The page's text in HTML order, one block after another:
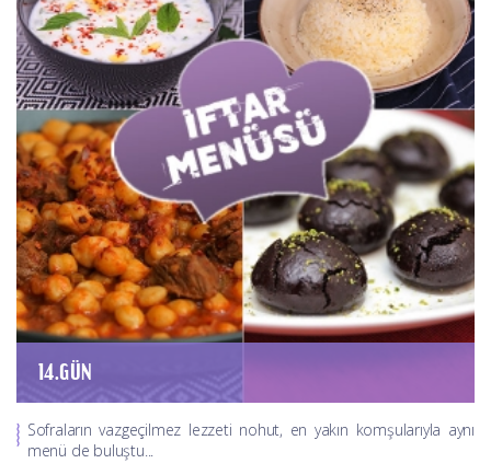
14.GÜN
Sofraların vazgeçilmez lezzeti nohut, en yakın komşularıyla aynı
menü de buluştu...